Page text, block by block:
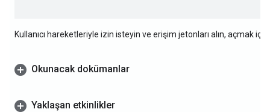
Kullanıcı hareketleriyle izin isteyin ve erişim jetonları alın, açmak için
Okunacak dokümanlar
Yaklaşan etkinlikler